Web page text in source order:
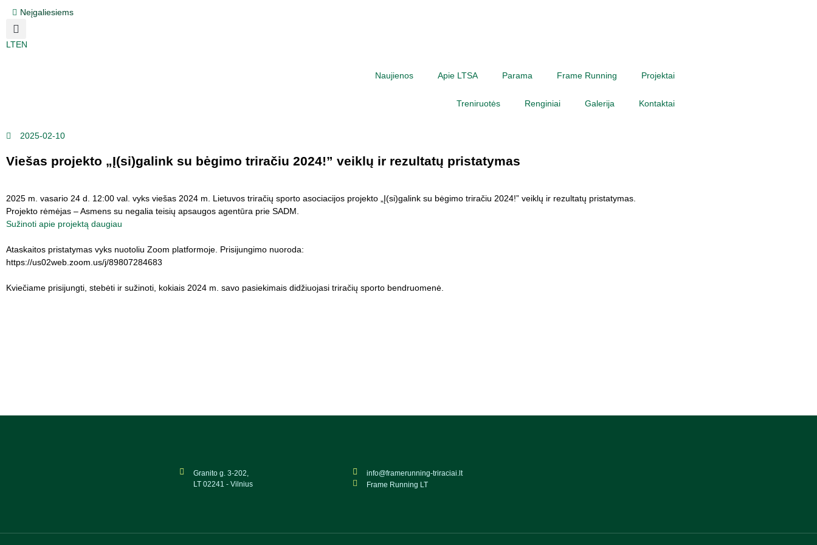
Neįgaliesiems
LTEN
Naujienos Apie LTSA Parama Frame Running Projektai
Treniruotės Renginiai Galerija Kontaktai
2025-02-10
Viešas projekto „Į(si)galink su bėgimo triračiu 2024!” veiklų ir rezultatų pristatymas
2025 m. vasario 24 d. 12:00 val. vyks viešas 2024 m. Lietuvos triračių sporto asociacijos projekto „Į(si)galink su bėgimo triračiu 2024!” veiklų ir rezultatų pristatymas.
Projekto rėmėjas – Asmens su negalia teisių apsaugos agentūra prie SADM.
Sužinoti apie projektą daugiau
Ataskaitos pristatymas vyks nuotoliu Zoom platformoje. Prisijungimo nuoroda:
https://us02web.zoom.us/j/89807284683
Kviečiame prisijungti, stebėti ir sužinoti, kokiais 2024 m. savo pasiekimais didžiuojasi triračių sporto bendruomenė.
Granito g. 3-202,
LT 02241 - Vilnius
info@framerunning-triraciai.lt
Frame Running LT